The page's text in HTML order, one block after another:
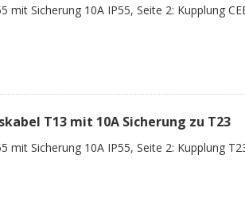
mit Sicherung 10A IP55, Seite 2: Kupplung
T13 mit 10A Sicherung zu T23
mit Sicherung 10A IP55, Seite 2: Kupplung